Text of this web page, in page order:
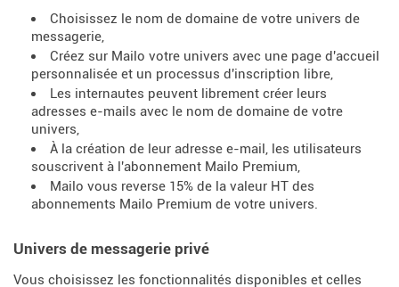
Choisissez le nom de domaine de votre univers de
messagerie,
Créez sur Mailo votre univers avec une page d'accueil
personnalisée et un processus d'inscription libre,
Les internautes peuvent librement créer leurs
adresses e-mails avec le nom de domaine de votre
univers,
À la création de leur adresse e-mail, les utilisateurs
souscrivent à l'abonnement Mailo Premium,
Mailo vous reverse 15% de la valeur HT des
abonnements Mailo Premium de votre univers.
Univers de messagerie privé
Vous choisissez les fonctionnalités disponibles et celles